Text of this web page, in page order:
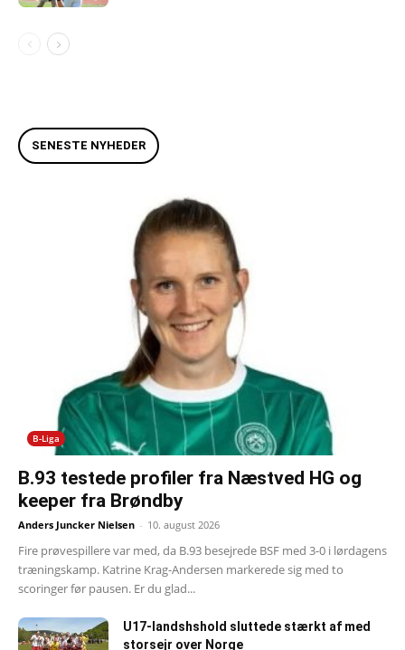
SENESTE NYHEDER
B-Liga
B.93 testede profiler fra Næstved HG og
keeper fra Brøndby
Anders Juncker Nielsen - 10. august 2026
Fire prøvespillere var med, da B.93 besejrede BSF med 3-0 i lørdagens
træningskamp. Katrine Krag-Andersen markerede sig med to
scoringer før pausen. Er du glad...
U17-landshshold sluttede stærkt af med
storsejr over Norge